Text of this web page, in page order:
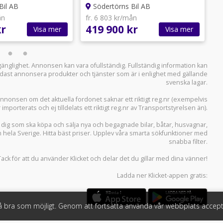
AB
Visa mer
Södertörns Bil AB
fr. 6 803 kr/mån
419 900 kr Visa mer
Annonsen kan vara ofullständig. Fullständig information kan
annonsera produkter och tjänster som är i enlighet med gällande
svenska lagar.
om det aktuella fordonet saknar ett riktigt reg.nr (exempelvis
och ej tilldelats ett riktigt reg.nr av Transportstyrelsen än).
som ska köpa och sälja nya och begagnade bilar, båtar, husvagnar,
Sverige. Hitta bäst priser. Upplev våra smarta sökfunktioner med
snabba filter.
för att du använder Klicket och delar det du gillar med dina vänner!
Ladda ner Klicket-appen gratis:
som möjligt. Genom att fortsätta använda vår webbplats